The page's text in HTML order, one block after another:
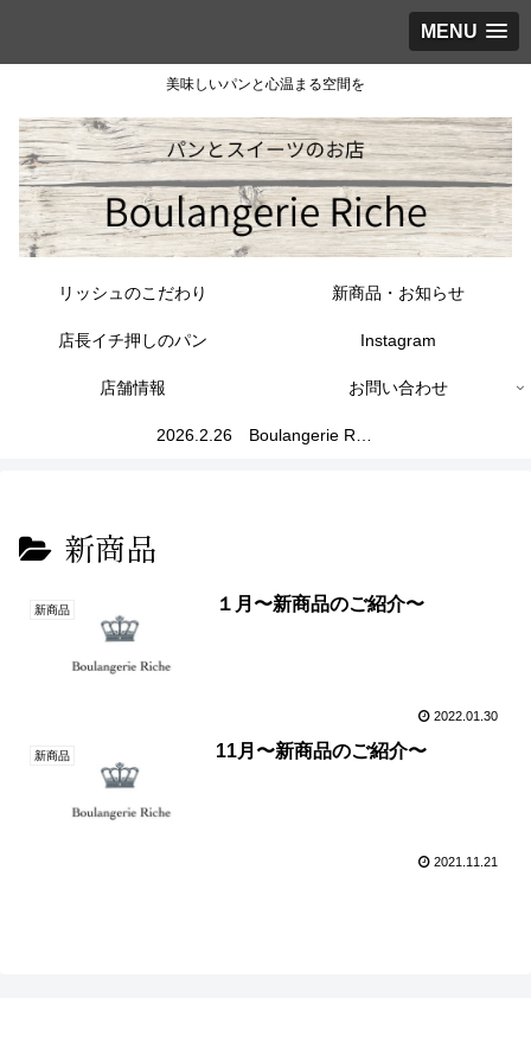
MENU
美味しいパンと心温まる空間を
リッシュのこだわり 新商品・お知らせ
店長イチ押しのパン Instagram
店舗情報 お問い合わせ
新商品
新商品 １月〜新商品のご紹介〜
2022.01.30
新商品 11月〜新商品のご紹介〜
2021.11.21